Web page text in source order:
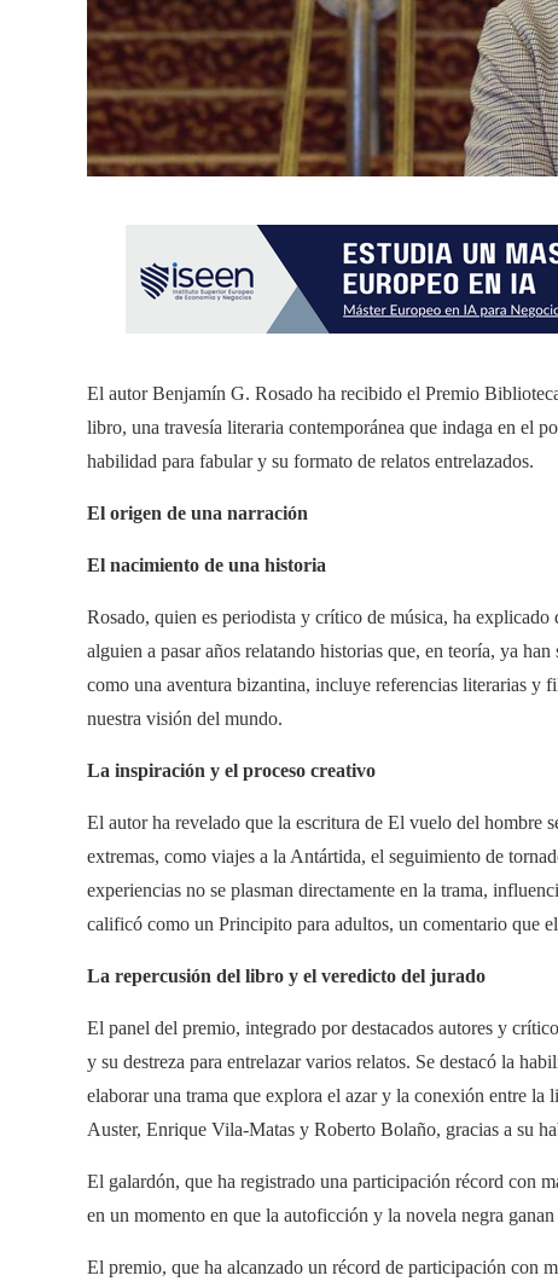
El autor Benjamín G. Rosado ha recibido el Premio
libro, una travesía literaria contemporánea que indaga en el
habilidad para fabular y su formato de relatos entrelazados.
El origen de una narración
El nacimiento de una historia
Rosado, quien es periodista y crítico de música, ha explicado
alguien a pasar años relatando historias que, en teoría, ya
como una aventura bizantina, incluye referencias literarias y
nuestra visión del mundo.
La inspiración y el proceso creativo
El autor ha revelado que la escritura de El vuelo del hombre
extremas, como viajes a la Antártida, el seguimiento de
experiencias no se plasman directamente en la trama,
calificó como un Principito para adultos, un comentario que
La repercusión del libro y el veredicto del jurado
El panel del premio, integrado por destacados autores y
y su destreza para entrelazar varios relatos. Se destacó la
elaborar una trama que explora el azar y la conexión entre
Auster, Enrique Vila-Matas y Roberto Bolaño, gracias a su
El galardón, que ha registrado una participación récord con
en un momento en que la autoficción y la novela negra
El premio, que ha alcanzado un récord de participación con